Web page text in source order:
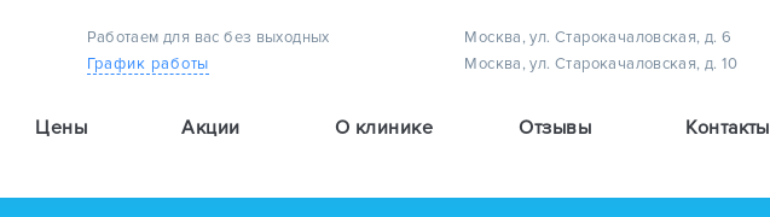
Работаем для вас без выходных
График работы
Москва, ул. Старокачаловская, д. 6
Москва, ул. Старокачаловская, д. 10
Цены Акции О клинике Отзывы Контакты